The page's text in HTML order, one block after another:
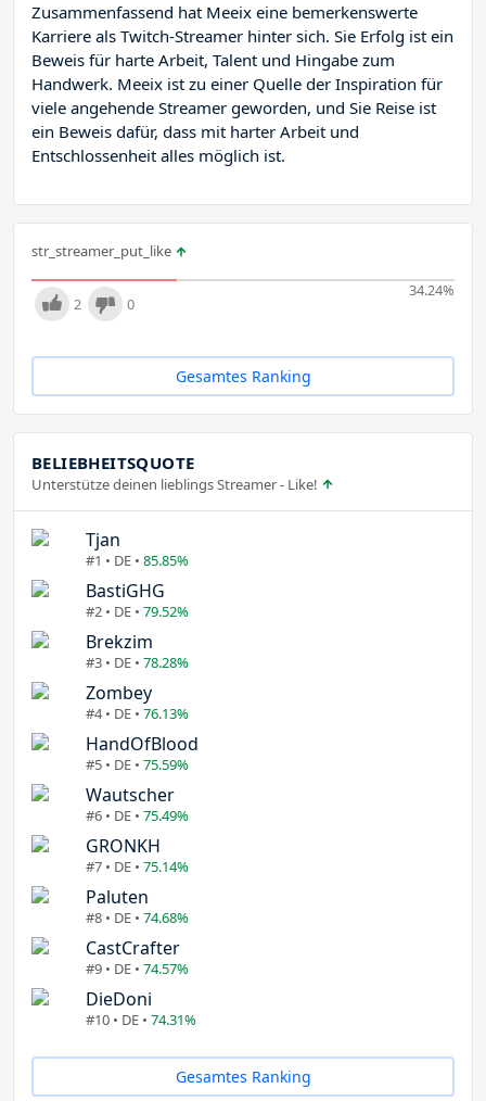
Zusammenfassend hat Meeix eine bemerkenswerte
Karriere als Twitch-Streamer hinter sich. Sie Erfolg ist ein
Beweis für harte Arbeit, Talent und Hingabe zum
Handwerk. Meeix ist zu einer Quelle der Inspiration für
viele angehende Streamer geworden, und Sie Reise ist
ein Beweis dafür, dass mit harter Arbeit und
Entschlossenheit alles möglich ist.
str_streamer_put_like
34.24%
2 0
Gesamtes Ranking
BELIEBHEITSQUOTE
Unterstütze deinen lieblings Streamer - Like!
Tjan
#1 • DE • 85.85%
BastiGHG
#2 • DE • 79.52%
Brekzim
#3 • DE • 78.28%
Zombey
#4 • DE • 76.13%
HandOfBlood
#5 • DE • 75.59%
Wautscher
#6 • DE • 75.49%
GRONKH
#7 • DE • 75.14%
Paluten
#8 • DE • 74.68%
CastCrafter
#9 • DE • 74.57%
DieDoni
#10 • DE • 74.31%
Gesamtes Ranking